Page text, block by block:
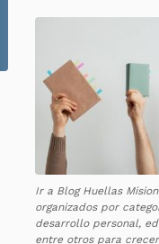
Ir a Blog Huellas
organizados por
desarrollo personal,
entre otros para